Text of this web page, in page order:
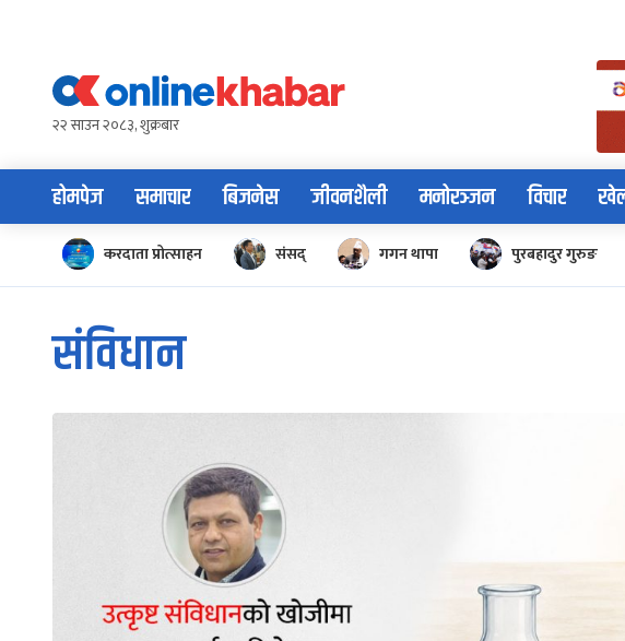
content२२ साउन २०८३, शुक्रबार
होमपेज समाचार बिजनेस जीवनशैली मनोरञ्जन विचार
करदाता प्रोत्साहन संसद् गगन थापा पुरबहादुर गुरुङ
संविधान